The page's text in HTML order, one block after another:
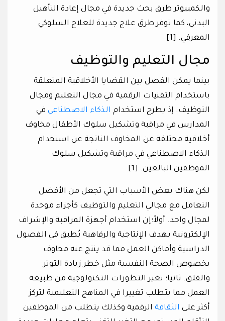
والكمبيوتر طرق بحث جديدة في مجال إعادة التأهيل
البدني، كما توفر طرق علاج جديدة للعلاج السلوكي
المعرفي. [1]
مجال التعليم والتوظيف
بينما يمكن الفصل بين القضايا الأخلاقية المتعلقة
باستخدام التقنيات الرقمية في مجال التعليم ومجال
التوظيف. إذ يطرح استخدام الذكاء الاصطناعي في
المدارس في مراقبة وتشكيل سلوك الأطفال مخاوف
أخلاقية مختلفة عن المخاوف الناتجة عن استخدام
الذكاء الاصطناعي في مراقبة وتشكيل سلوك
الموظفين البالغين. [1]
لكن هناك بعض الأسباب التي تجعل من الأفضل
التعامل مع مجالي التعليم والتوظيف كأجزاء موحدة
لمجال واحد. أولاً؛إن استخدام أجهزة المراقبة والإشراف
الإلكترونية بهدف الإنتاجية والرفاهية يُطبق في الفصول
الدراسية وأماكن العمل مما قد ينتج عنه مخاوف
بخصوص الصحة النفسية مثل خطر زيادة التوتر
والقلق. ثانيا؛ تغير التطورات التكنولوجية من طبيعة
العمل مما يتطلب تغييرا في المناهج التعليمية لتركز
أكثر على الثقافة الرقمية وكذلك يتطلب من الموظفين